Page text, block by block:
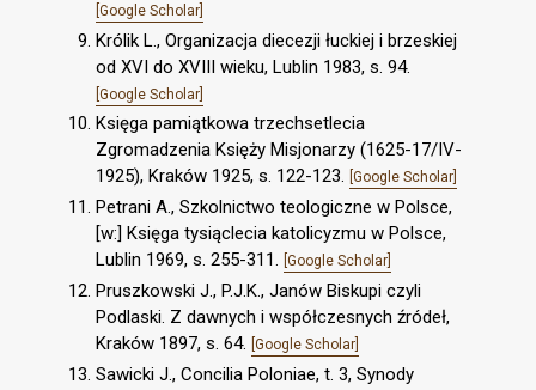
[Google Scholar]
Królik L., Organizacja diecezji łuckiej i brzeskiej
od XVI do XVIII wieku, Lublin 1983, s. 94.
[Google Scholar]
Księga pamiątkowa trzechsetlecia
Zgromadzenia Księży Misjonarzy (1625-17/IV-
1925), Kraków 1925, s. 122-123. [Google Scholar]
Petrani A., Szkolnictwo teologiczne w Polsce,
[w:] Księga tysiąclecia katolicyzmu w Polsce,
Lublin 1969, s. 255-311. [Google Scholar]
Pruszkowski J., P.J.K., Janów Biskupi czyli
Podlaski. Z dawnych i współczesnych źródeł,
Kraków 1897, s. 64. [Google Scholar]
Sawicki J., Concilia Poloniae, t. 3, Synody